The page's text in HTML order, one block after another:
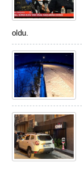
oldu.